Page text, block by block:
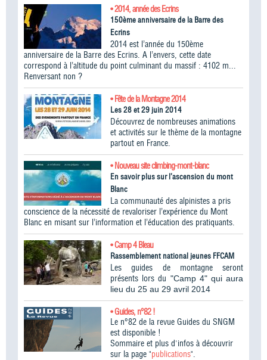
• 2014, année des Ecrins
150ème anniversaire de la Barre des
Ecrins
2014 est l’année du 150ème
anniversaire de la Barre des Ecrins. A l’envers, cette date
correspond à l’altitude du point culminant du massif : 4102 m...
Renversant non ?
• Fête de la Montagne 2014
Les 28 et 29 juin 2014
Découvrez de nombreuses animations
et activités sur le thème de la montagne
partout en France.
• Nouveau site climbing-mont-blanc
En savoir plus sur l’ascension du mont
Blanc
La communauté des alpinistes a pris
conscience de la nécessité de revaloriser l’expérience du Mont
Blanc en misant sur l’information et l’éducation des pratiquants.
• Camp 4 Bleau
Rassemblement national jeunes FFCAM
Les guides de montagne seront
présents lors du "Camp 4" qui aura
lieu du 25 au 29 avril 2014
• Guides, n°82 !
Le n°82 de la revue Guides du SNGM
est disponible !
Sommaire et plus d'infos à découvrir
sur la page "publications".